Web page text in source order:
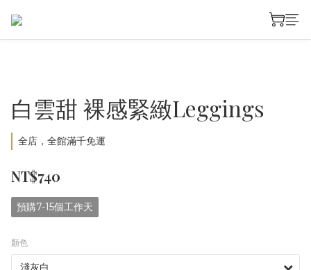
白雲甜 裸感緊緻Leggings
全店，全館滿千免運
NT$740
預購7-15個工作天
顏色